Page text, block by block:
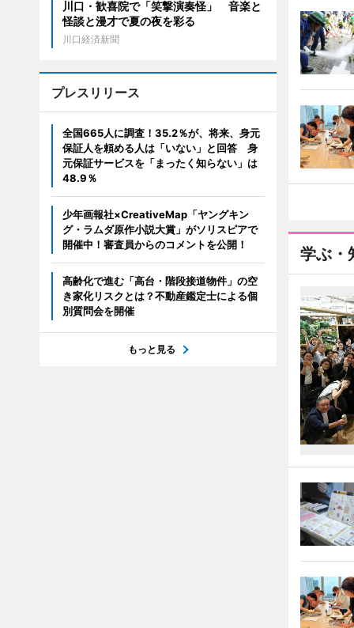
学ぶ・
川口・歓喜院で「笑撃演奏怪」 音楽と
怪談と漫才で夏の夜を彩る
川口経済新聞
プレスリリース
全国665人に調査！35.2％が、将来、身元
保証人を頼める人は「いない」と回答 身
元保証サービスを「まったく知らない」は
48.9％
少年画報社×CreativeMap「ヤングキン
グ・ラムダ原作小説大賞」がソリスピアで
開催中！審査員からのコメントを公開！
高齢化で進む「高台・階段接道物件」の空
き家化リスクとは？不動産鑑定士による個
別質問会を開催
もっと見る